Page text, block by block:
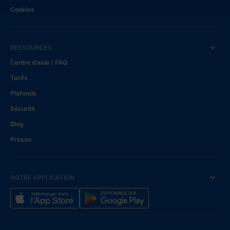
Cookies
RESSOURCES
Centre d’aide / FAQ
Tarifs
Plafonds
Sécurité
Blog
Presse
NOTRE APPLICATION